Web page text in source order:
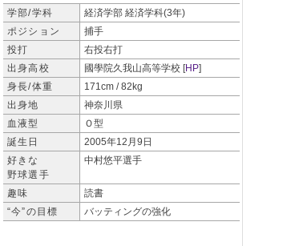
学部/学科 経済学部 経済学科(3年)
ポジション
捕手
投打
右投右打
出身高校
國學院久我山高等学校 [HP]
身長/体重
171cm / 82kg
出身地
神奈川県
血液型
Ｏ型
誕生日
2005年12月9日
好きな
野球選手
中村悠平選手
趣味
読書
“今”の目標
バッティングの強化